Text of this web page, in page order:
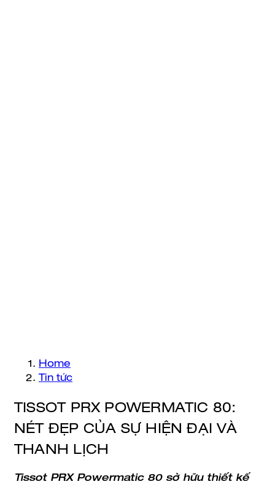
Home
Tin tức
TISSOT PRX POWERMATIC 80:
NÉT ĐẸP CỦA SỰ HIỆN ĐẠI VÀ
THANH LỊCH
Tissot PRX Powermatic 80 sở hữu thiết kế